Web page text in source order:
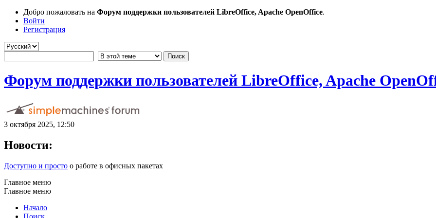
Добро пожаловать на Форум поддержки пользователей LibreOffice, Apache OpenOffice.
Войти
Регистрация
Форум поддержки пользователей LibreOffice, Apache
3 октября 2025, 12:50
Новости:
Доступно и просто о работе в офисных пакетах
Главное меню
Главное меню
Начало
Поиск